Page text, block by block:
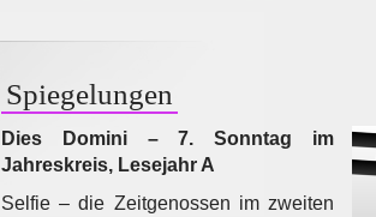
Spiegelungen
Dies Domini – 7. Sonntag im
Jahreskreis, Lesejahr A
Selfie – die Zeitgenossen im zweiten